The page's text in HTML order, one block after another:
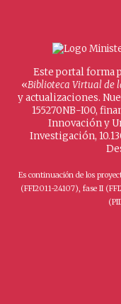
Este portal forma
«Biblioteca Virtual de
y actualizaciones.
155270NB-I00,
Innovación y
Investigación,
Es continuación de los
(FFI2011-24107), fase II